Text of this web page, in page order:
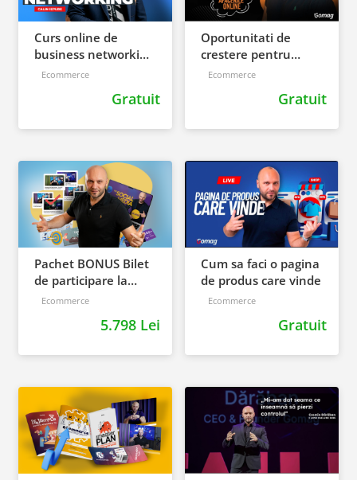
Curs online de
business networking
[Trainer: Calin
Ecommerce
Gratuit
Oportunitati de
crestere pentru
afacerile online
Ecommerce
Gratuit
Pachet BONUS Bilet
de participare la
Gomag SUMMIT
Ecommerce
5.798 Lei
Cum sa faci o pagina
de produs care vinde
Ecommerce
Gratuit